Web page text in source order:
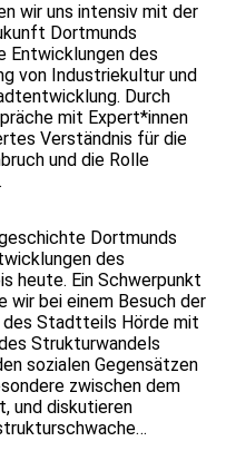
wir uns intensiv mit der
Dortmunds
Entwicklungen des
von Industriekultur und
Durch
mit Expert*innen
Verständnis für die
und die Rolle
Dortmunds
des
heute. Ein Schwerpunkt
wir bei einem Besuch der
des Stadtteils Hörde mit
Strukturwandels
sozialen Gegensätzen
zwischen dem
und diskutieren